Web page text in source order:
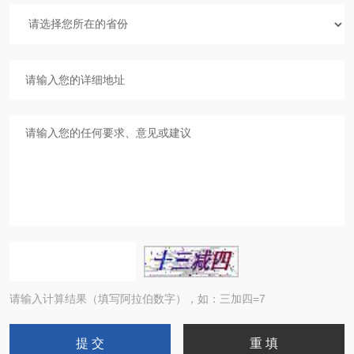
请输入计算结果（填写阿拉伯数字），如：三加四=7